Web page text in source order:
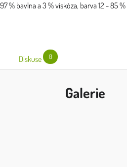
% bavlna a 3 % viskóza, barva 12 - 85 %
Diskuse 0
Galerie